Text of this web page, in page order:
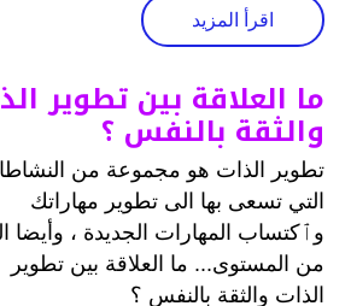
اقرأ المزيد
ما العلاقة بين تطوير
والثقة بالنفس ؟
تطوير الذات هو مجموعة من
التي تسعى بها الى تطوير مهاراتك
وٱكتساب المهارات الجديدة ، وأيضا
من المستوى... ما العلاقة بين تطوير
الذات والثقة بالنفس ؟